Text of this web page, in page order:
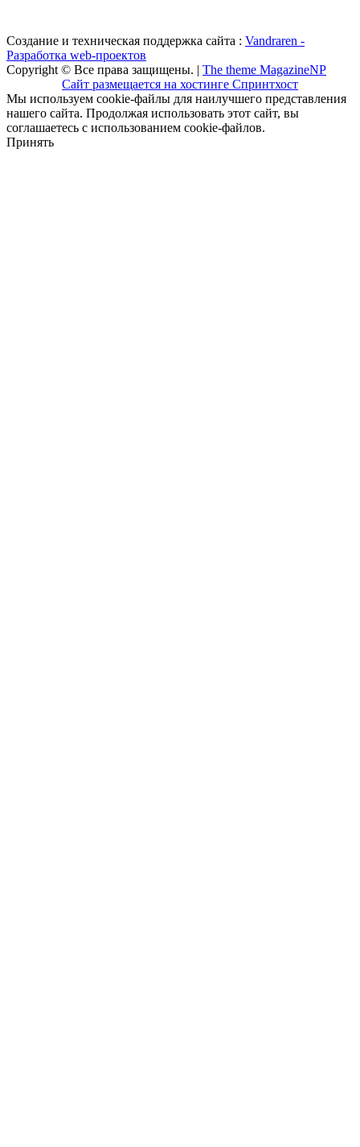
Создание и техническая поддержка сайта : Vandraren -
Разработка web-проектов
Copyright © Все права защищены. | The theme MagazineNP
Сайт размещается на хостинге Спринтхост
Мы используем cookie-файлы для наилучшего представления
нашего сайта. Продолжая использовать этот сайт, вы
соглашаетесь с использованием cookie-файлов.
Принять